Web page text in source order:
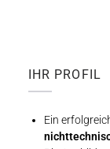
IHR PROFIL
Ein